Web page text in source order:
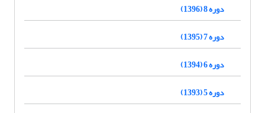
دوره 8 (1396)
دوره 7 (1395)
دوره 6 (1394)
دوره 5 (1393)